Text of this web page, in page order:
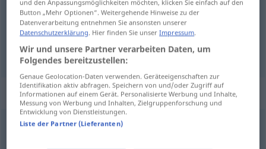
iznad oberhalb
povrh oberhalb
Synonyme für "oberhalb"
und den Anpassungsmöglichkeiten möchten, klicken Sie einfach auf den
Button „Mehr Optionen“. Weitergehende Hinweise zu der
Datenverarbeitung entnehmen Sie ansonsten unserer
Datenschutzerklärung. Hier finden Sie unserImpressum.
Wir und unsere Partner verarbeiten Daten, um
Folgendes bereitzustellen:
Genaue Geolocation-Daten verwenden. Geräteeigenschaften zur
Identifikation aktiv abfragen. Speichern von und/oder Zugriff auf
Informationen auf einem Gerät. Personalisierte Werbung und Inhalte,
Messung von Werbung und Inhalten, Zielgruppenforschung und
Entwicklung von Dienstleistungen.
Liste der Partner (Lieferanten)